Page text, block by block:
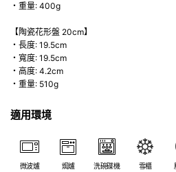
・重量: 400g
【陶瓷花形盤 20cm】
・長度: 19.5cm
・寬度: 19.5cm
・高度: 4.2cm
・重量: 510g
適用環境
微波爐 焗爐 洗碗碟機 雪櫃